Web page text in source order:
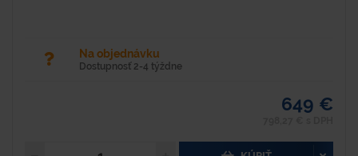
Na objednávku
Dostupnosť 2-4 týždne
649 €